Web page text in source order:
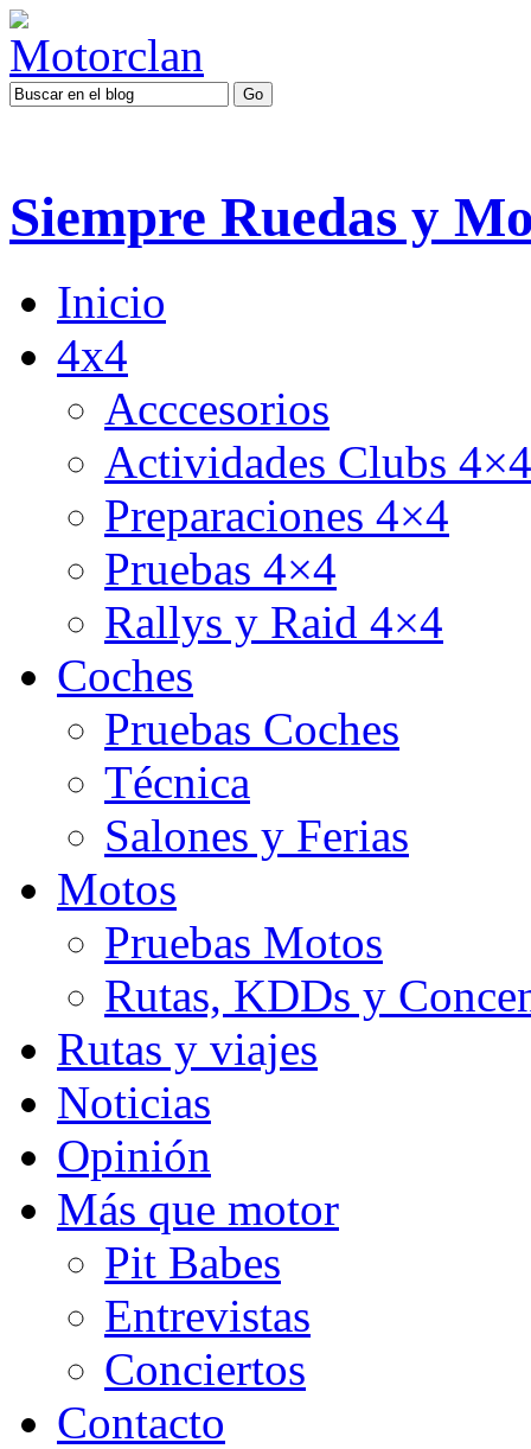
Siempre Ruedas y
Inicio
4x4
Acccesorios
Actividades Clubs 4×4
Preparaciones 4×4
Pruebas 4×4
Rallys y Raid 4×4
Coches
Pruebas Coches
Técnica
Salones y Ferias
Motos
Pruebas Motos
Rutas, KDDs y
Rutas y viajes
Noticias
Opinión
Más que motor
Pit Babes
Entrevistas
Conciertos
Contacto